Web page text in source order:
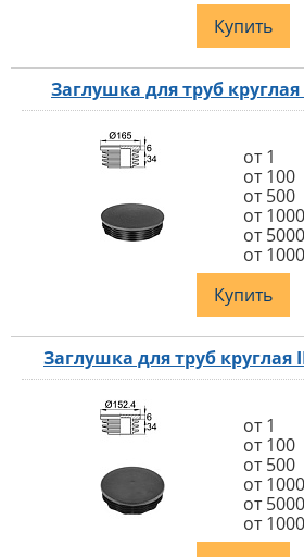
Купить
Заглушка для труб круглая
от 1
от 100
от 500
от 1000
от 5000
от
Купить
Заглушка для труб круглая
от 1
от 100
от 500
от 1000
от 5000
от